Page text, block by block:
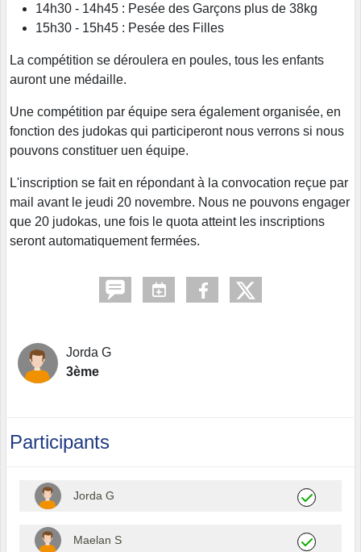
14h30 - 14h45 : Pesée des Garçons plus de 38kg
15h30 - 15h45 : Pesée des Filles
La compétition se déroulera en poules, tous les enfants
auront une médaille.
Une compétition par équipe sera également organisée, en
fonction des judokas qui participeront nous verrons si nous
pouvons constituer uen équipe.
L'inscription se fait en répondant à la convocation reçue par
mail avant le jeudi 20 novembre. Nous ne pouvons engager
que 20 judokas, une fois le quota atteint les inscriptions
seront automatiquement fermées.
Jorda G
3ème
Participants
Jorda G
Maelan S